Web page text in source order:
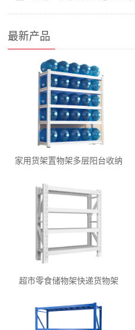
最新产品
家用货架置物架多层阳台收纳
超市零食储物架快递货物架